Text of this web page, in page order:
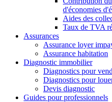
d'économies
Aides des
Taux de TVA
Assurances
Assurance loyer
Assurance habitation
Diagnostic immobilier
Diagnostics pour
Diagnostics pour
Devis diagnostic
Guides pour professionnels